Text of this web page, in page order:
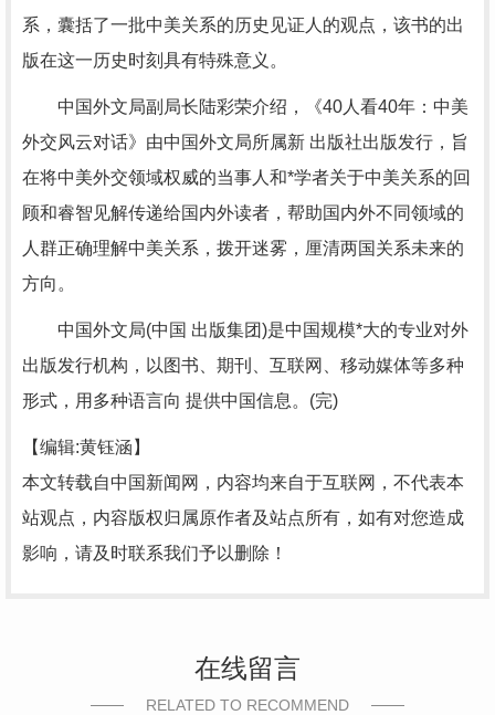
系，囊括了一批中美关系的历史见证人的观点，该书的出
版在这一历史时刻具有特殊意义。
中国外文局副局长陆彩荣介绍，《40人看40年：中美
外交风云对话》由中国外文局所属新 出版社出版发行，旨
在将中美外交领域权威的当事人和*学者关于中美关系的回
顾和睿智见解传递给国内外读者，帮助国内外不同领域的
人群正确理解中美关系，拨开迷雾，厘清两国关系未来的
方向。
中国外文局(中国 出版集团)是中国规模*大的专业对外
出版发行机构，以图书、期刊、互联网、移动媒体等多种
形式，用多种语言向 提供中国信息。(完)
【编辑:黄钰涵】
本文转载自中国新闻网，内容均来自于互联网，不代表本
站观点，内容版权归属原作者及站点所有，如有对您造成
影响，请及时联系我们予以删除！
在线留言
RELATED TO RECOMMEND